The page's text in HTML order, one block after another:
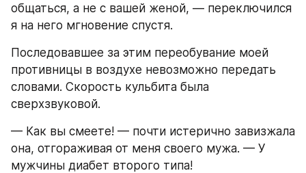
общаться, а не с вашей женой, — переключился
я на него мгновение спустя.
Последовавшее за этим переобувание моей
противницы в воздухе невозможно передать
словами. Скорость кульбита была
сверхзвуковой.
— Как вы смеете! — почти истерично завизжала
она, отгораживая от меня своего мужа. — У
мужчины диабет второго типа!